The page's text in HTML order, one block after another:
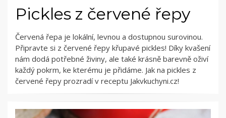
Pickles z červené řepy
Červená řepa je lokální, levnou a dostupnou surovinou.
Připravte si z červené řepy křupavé pickles! Díky kvašení
nám dodá potřebné živiny, ale také krásně barevně oživí
každý pokrm, ke kterému je přidáme. Jak na pickles z
červené řepy prozradí v receptu Jakvkuchyni.cz!